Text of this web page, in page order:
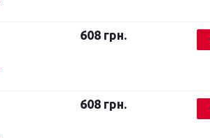
608 грн.
608 грн.